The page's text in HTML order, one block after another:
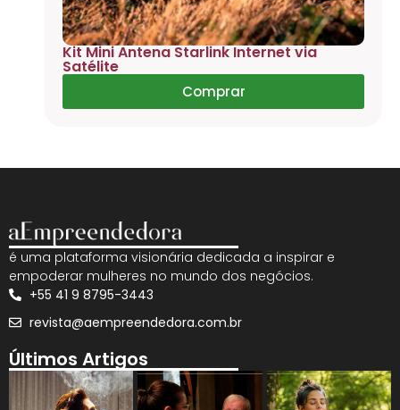
Kit Mini Antena Starlink Internet via
Satélite
Comprar
é uma plataforma visionária dedicada a inspirar e
empoderar mulheres no mundo dos negócios.
+55 41 9 8795-3443
revista@aempreendedora.com.br
Últimos Artigos